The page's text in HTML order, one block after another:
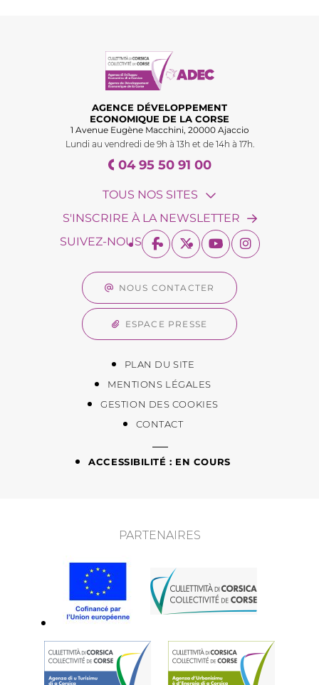
AGENCE DÉVELOPPEMENT
ECONOMIQUE DE LA CORSE
1 Avenue Eugène Macchini, 20000 Ajaccio
Lundi au vendredi de 9h à 13h et de 14h à 17h.
04 95 50 91 00
TOUS NOS SITES
S'INSCRIRE À LA NEWSLETTER
SUIVEZ-NOUS
NOUS CONTACTER
ESPACE PRESSE
PLAN DU SITE
MENTIONS LÉGALES
GESTION DES COOKIES
CONTACT
ACCESSIBILITÉ : EN COURS
PARTENAIRES